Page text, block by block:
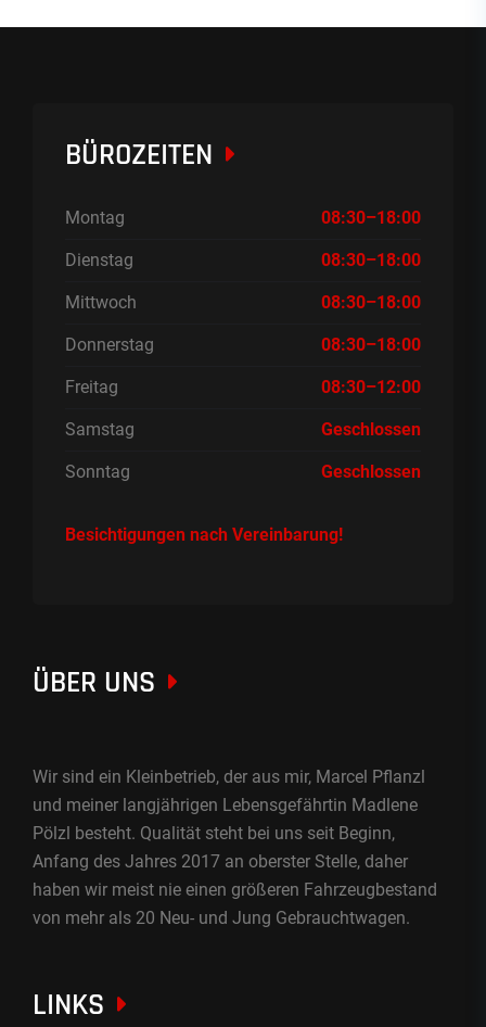
BÜROZEITEN
Montag 08:30–18:00
Dienstag 08:30–18:00
Mittwoch 08:30–18:00
Donnerstag 08:30–18:00
Freitag 08:30–12:00
Samstag Geschlossen
Sonntag Geschlossen
Besichtigungen nach Vereinbarung!
ÜBER UNS
Wir sind ein Kleinbetrieb, der aus mir, Marcel Pflanzl
und meiner langjährigen Lebensgefährtin Madlene
Pölzl besteht. Qualität steht bei uns seit Beginn,
Anfang des Jahres 2017 an oberster Stelle, daher
haben wir meist nie einen größeren Fahrzeugbestand
von mehr als 20 Neu- und Jung Gebrauchtwagen.
LINKS